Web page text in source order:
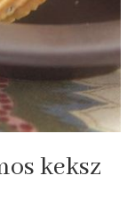
keksz